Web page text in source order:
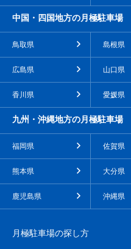
中国・四国地方の月極駐車場
鳥取県 島根県
広島県 山口県
香川県 愛媛県
九州・沖縄地方の月極駐車場
福岡県 佐賀県
熊本県 大分県
鹿児島県 沖縄県
月極駐車場の探し方